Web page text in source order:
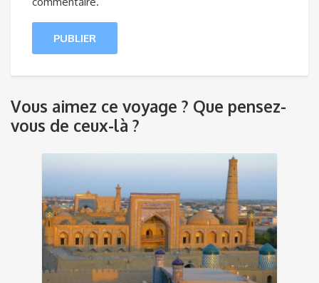
Vous aimez ce voyage ? Que pensez-
vous de ceux-là ?